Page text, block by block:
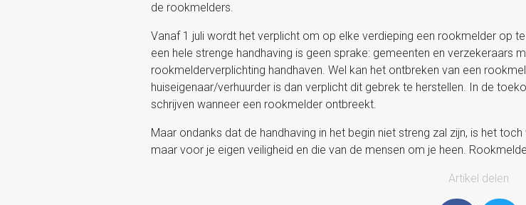
de rookmelders.
Vanaf 1 juli wordt het verplicht om op elke verdieping een rookmelder op
een hele strenge handhaving is geen sprake: gemeenten en verzekeraars
rookmelderverplichting handhaven. Wel kan het ontbreken van een
huiseigenaar/verhuurder is dan verplicht dit gebrek te herstellen. In de
schrijven wanneer een rookmelder ontbreekt.
Maar ondanks dat de handhaving in het begin niet streng zal zijn, is het
maar voor je eigen veiligheid en die van de mensen om je heen.
Artikel delen